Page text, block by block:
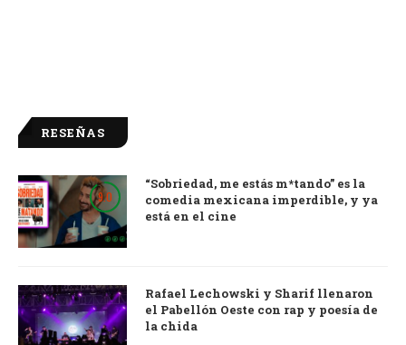
RESEÑAS
9.0
“Sobriedad, me estás m*tando” es la
comedia mexicana imperdible, y ya
está en el cine
Rafael Lechowski y Sharif llenaron
el Pabellón Oeste con rap y poesía de
la chida